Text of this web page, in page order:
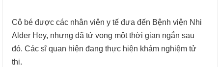
Cô bé được các nhân viên y tế đưa đến Bệnh viện Nhi
Alder Hey, nhưng đã tử vong một thời gian ngắn sau
đó. Các sĩ quan hiện đang thực hiện khám nghiệm tử
thi.